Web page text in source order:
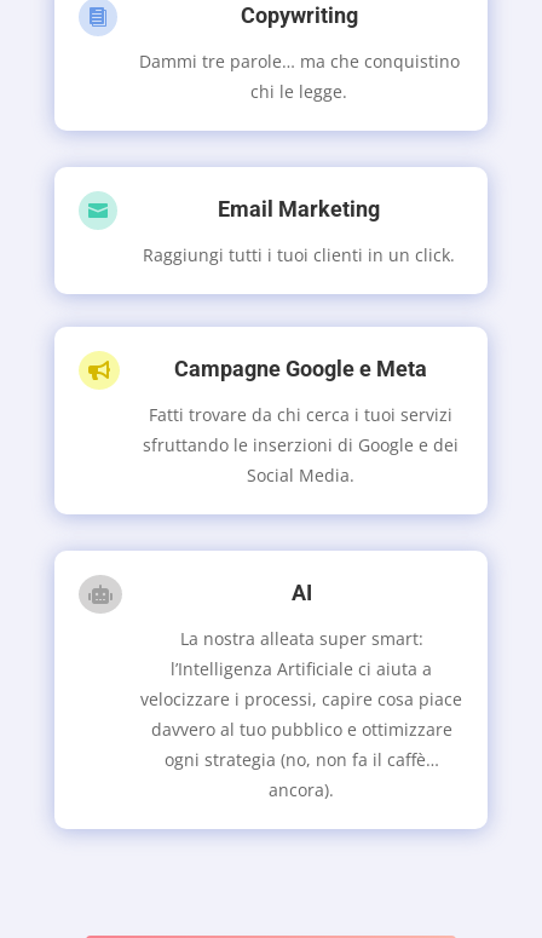
 Copywriting
Dammi tre parole… ma che conquistino
chi le legge.
 Email Marketing
Raggiungi tutti i tuoi clienti in un click.
 Campagne Google e Meta
Fatti trovare da chi cerca i tuoi servizi
sfruttando le inserzioni di Google e dei
Social Media.
 AI
La nostra alleata super smart:
l’Intelligenza Artificiale ci aiuta a
velocizzare i processi, capire cosa piace
davvero al tuo pubblico e ottimizzare
ogni strategia (no, non fa il caffè…
ancora).